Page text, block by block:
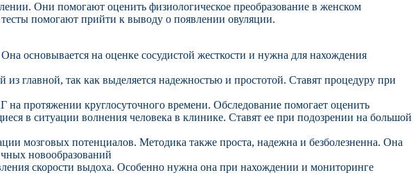
Они помогают оценить физиологическое преобразование в женском
помогают прийти к выводу о появлении овуляции.
основывается на оценке сосудистой жесткости и нужна для нахождения
главной, так как выделяется надежностью и простотой. Ставят процедуру при
протяжении круглосуточного времени. Обследование помогает оценить
в ситуации волнения человека в клинике. Ставят ее при подозрении на большой
мозговых потенциалов. Методика также проста, надежна и безболезненна. Она
новообразований
скорости выдоха. Особенно нужна она при нахождении и мониторинге